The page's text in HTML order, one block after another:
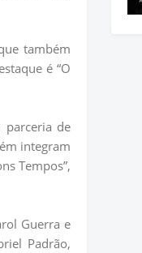
também
é “O
parceria de
integram
Tempos”,
Guerra e
Padrão,